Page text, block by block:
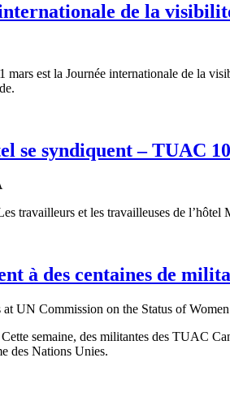
de la
est la Journée internationale de la
se syndiquent – TUAC
travailleurs et les travailleuses de
à des centaines de
semaine, des militantes des TUAC
des Nations Unies.